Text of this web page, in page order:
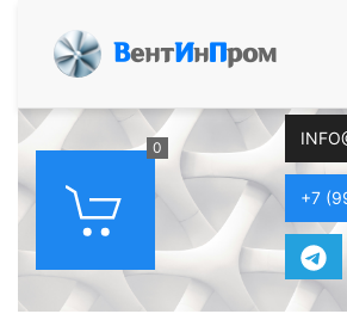
ВентИнПром
0
+7